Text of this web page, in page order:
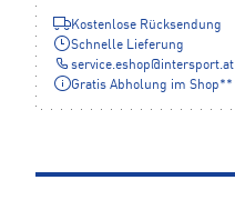
Kostenlose Rücksendung
Schnelle Lieferung
service.eshop@intersport.at
Gratis Abholung im Shop**